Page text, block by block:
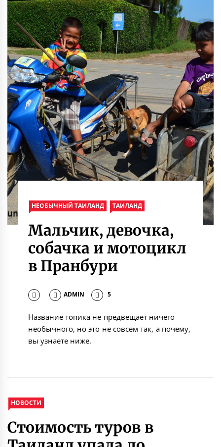
НЕОБЫЧНЫЙ ТАИЛАНД ТАИЛАНД
Мальчик, девочка,
собачка и мотоцикл
в Пранбури
ADMIN 5
Название топика не предвещает ничего
необычного, но это не совсем так, а почему,
вы узнаете ниже.
НОВОСТИ
Стоимость туров в